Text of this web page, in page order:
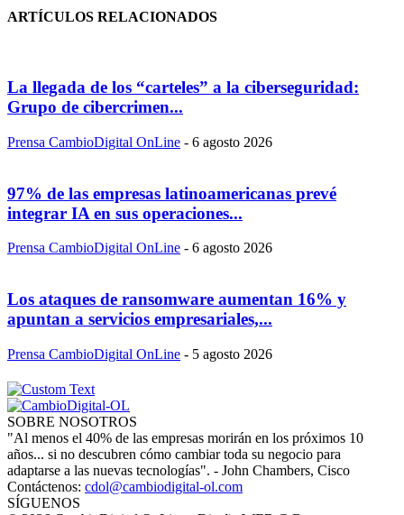
ARTÍCULOS RELACIONADOS
La llegada de los “carteles” a la ciberseguridad:
Grupo de cibercrimen...
Prensa CambioDigital OnLine - 6 agosto 2026
97% de las empresas latinoamericanas prevé
integrar IA en sus operaciones...
Prensa CambioDigital OnLine - 6 agosto 2026
Los ataques de ransomware aumentan 16% y
apuntan a servicios empresariales,...
Prensa CambioDigital OnLine - 5 agosto 2026
SOBRE NOSOTROS
"Al menos el 40% de las empresas morirán en los próximos 10
años... si no descubren cómo cambiar toda su negocio para
adaptarse a las nuevas tecnologías". - John Chambers, Cisco
Contáctenos: cdol@cambiodigital-ol.com
SÍGUENOS